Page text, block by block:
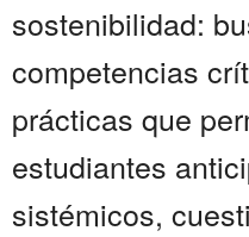
sostenibilidad:
competencias
prácticas que
estudiantes
sistémicos,